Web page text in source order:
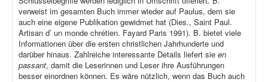
verweist im gesamten Buch immer wieder auf Paulus, dem sie
auch eine eigene Publikation gewidmet hat (Dies., Saint Paul.
Artisan d’ un monde chrétien. Fayard Paris 1991). B. bietet viele
Informationen über die ersten christlichen Jahrhunderte und
darüber hinaus. Zahlreiche interessante Details liefert sie en
passant, damit die Leserinnen und Leser ihre Ausführungen
besser einordnen können. Es wäre nützlich, wenn das Buch auch